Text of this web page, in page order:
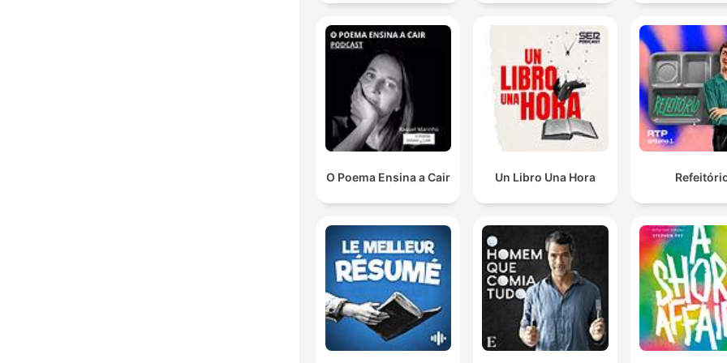
O Poema Ensina a Cair Un Libro Una Hora